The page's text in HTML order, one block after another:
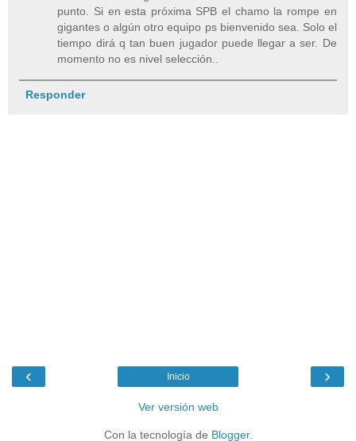
punto. Si en esta próxima SPB el chamo la rompe en
gigantes o algún otro equipo ps bienvenido sea. Solo el
tiempo dirá q tan buen jugador puede llegar a ser. De
momento no es nivel selección..
Responder
‹ ›
Inicio
Ver versión web
Con la tecnología de Blogger.